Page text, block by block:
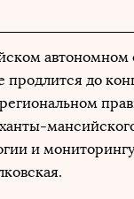
продлится до
ханты-
и